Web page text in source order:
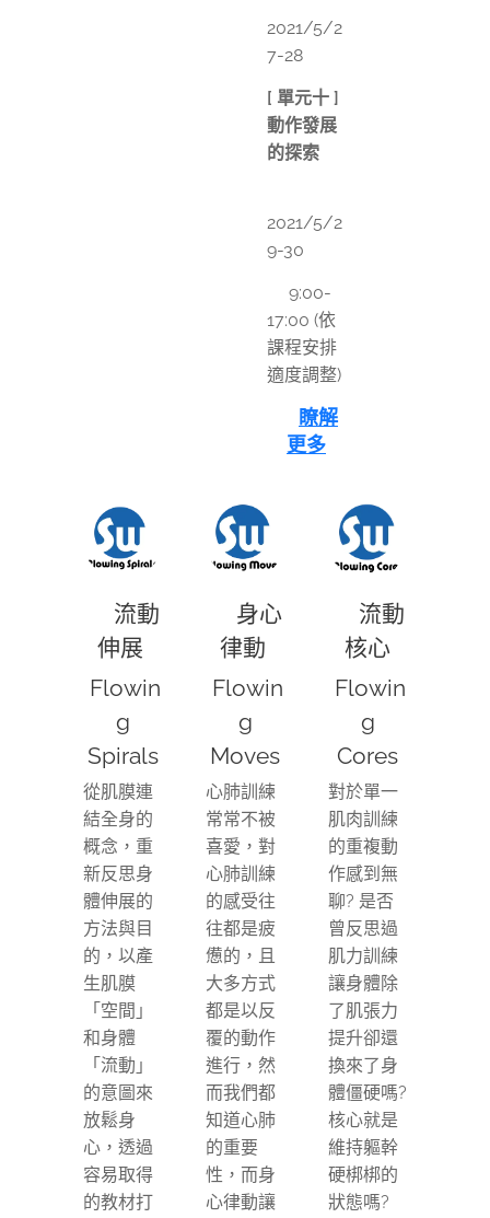
2021/5/2
7-28
[ 單元十 ]
動作發展
的探索
2021/5/2
9-30
⏰9:00-
17:00 (依
課程安排
適度調整)
瞭解
更多
🎈流動
伸展
Flowin
g
Spirals
從肌膜連
結全身的
概念，重
新反思身
體伸展的
方法與目
的，以產
生肌膜
「空間」
和身體
「流動」
的意圖來
放鬆身
心，透過
容易取得
的教材打
🎈身心
律動
Flowin
g
Moves
心肺訓練
常常不被
喜愛，對
心肺訓練
的感受往
往都是疲
憊的，且
大多方式
都是以反
覆的動作
進行，然
而我們都
知道心肺
的重要
性，而身
心律動讓
🎈流動
核心
Flowin
g
Cores
對於單一
肌肉訓練
的重複動
作感到無
聊? 是否
曾反思過
肌力訓練
讓身體除
了肌張力
提升卻還
換來了身
體僵硬嗎?
核心就是
維持軀幹
硬梆梆的
狀態嗎?